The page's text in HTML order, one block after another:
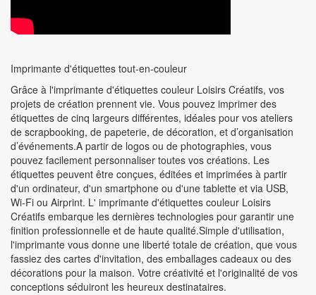
Imprimante d'étiquettes tout-en-couleur
Grâce à l'imprimante d'étiquettes couleur Loisirs Créatifs, vos
projets de création prennent vie. Vous pouvez imprimer des
étiquettes de cinq largeurs différentes, idéales pour vos ateliers
de scrapbooking, de papeterie, de décoration, et d’organisation
d’événements.A partir de logos ou de photographies, vous
pouvez facilement personnaliser toutes vos créations. Les
étiquettes peuvent être conçues, éditées et imprimées à partir
d'un ordinateur, d'un smartphone ou d'une tablette et via USB,
Wi-Fi ou Airprint. L' imprimante d'étiquettes couleur Loisirs
Créatifs embarque les dernières technologies pour garantir une
finition professionnelle et de haute qualité.Simple d'utilisation,
l'imprimante vous donne une liberté totale de création, que vous
fassiez des cartes d'invitation, des emballages cadeaux ou des
décorations pour la maison. Votre créativité et l'originalité de vos
conceptions séduiront les heureux destinataires.